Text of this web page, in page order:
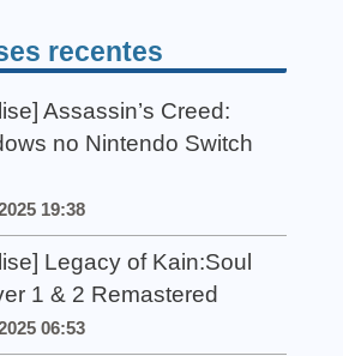
recentes
Assassin’s Creed:
no Nintendo Switch
19:38
Legacy of Kain:Soul
1 & 2 Remastered
06:53